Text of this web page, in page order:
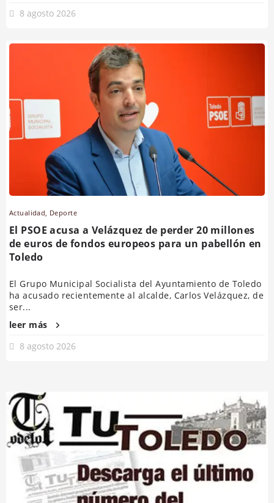
8 agosto 2026
Actualidad Deporte
El PSOE acusa a Velázquez de perder 20 millones
de euros de fondos europeos para un pabellón en
Toledo
El Grupo Municipal Socialista del Ayuntamiento de Toledo
ha acusado recientemente al alcalde, Carlos Velázquez, de
ser...
leer más
8 agosto 2026